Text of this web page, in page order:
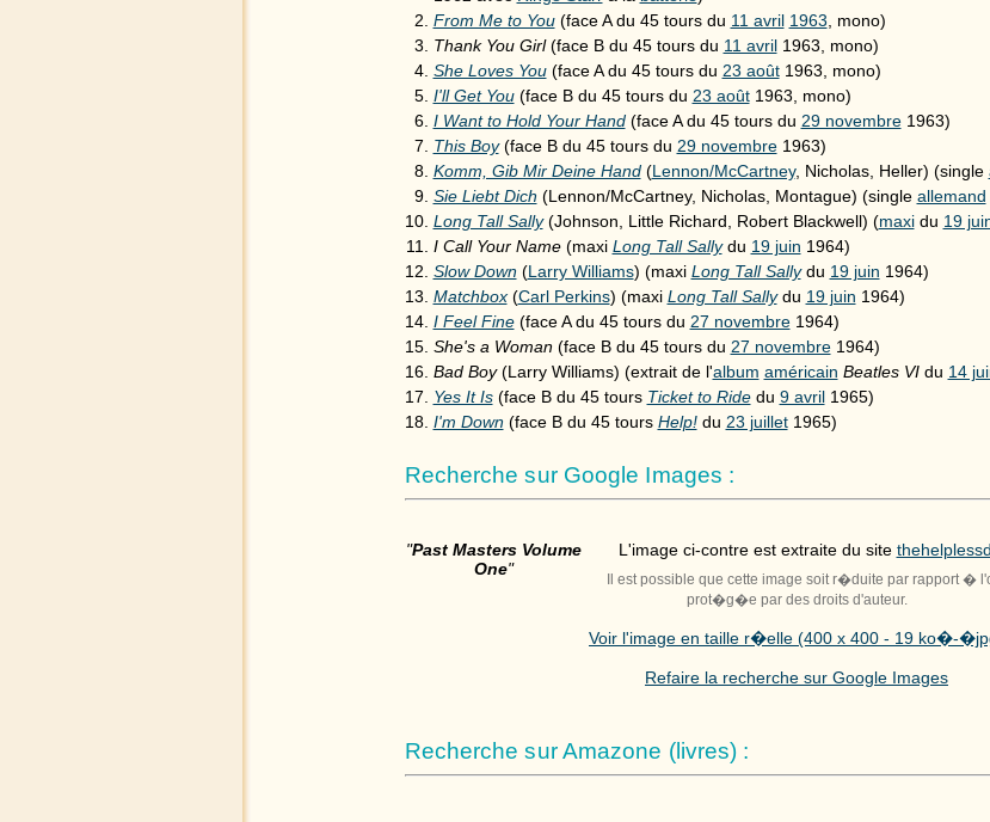
From Me to You(face A du 45 tours du 11 avril 1963 , mono)
Thank You Girl(face B du 45 tours du 11 avril1963, mono)
She Loves You(face A du 45 tours du 23 août1963, mono)
I'll Get You(face B du 45 tours du 23 août1963, mono)
I Want to Hold Your Hand(face A du 45 tours du 29 novembre1963)
This Boy(face B du 45 tours du 29 novembre1963)
Komm, Gib Mir Deine Hand(Lennon/McCartney, Nicholas, Heller) (single
Sie Liebt Dich (Lennon/McCartney, Nicholas, Montague) (single allemand
Long Tall Sally(Johnson, Little Richard, Robert Blackwell) (maxidu 19
I Call Your Name (maxi Long Tall Sallydu 19 juin 1964)
Slow Down(Larry Williams) (maxi Long Tall Sallydu 19 juin 1964)
Matchbox(Carl Perkins) (maxi Long Tall Sallydu 19 juin 1964)
I Feel Fine(face A du 45 tours du 27 novembre1964)
She's a Woman (face B du 45 tours du 27 novembre1964)
Bad Boy(Larry Williams) (extrait de l'album américain Beatles VIdu 14
Yes It Is(face B du 45 tours Ticket to Ridedu 9 avril1965)
I'm Down(face B du 45 tours Help!du 23 juillet1965)
Recherche sur Google Images :
"Past Masters Volume
One"
L'image ci-contre est extraite du site
Il est possible que cette image soit r�duite par rapport �
prot�g�e par des droits d'auteur.
Voir l'image en taille r�elle (400 x 400 - 19 ko�-
Refaire la recherche sur Google Images
Recherche sur Amazone (livres) :